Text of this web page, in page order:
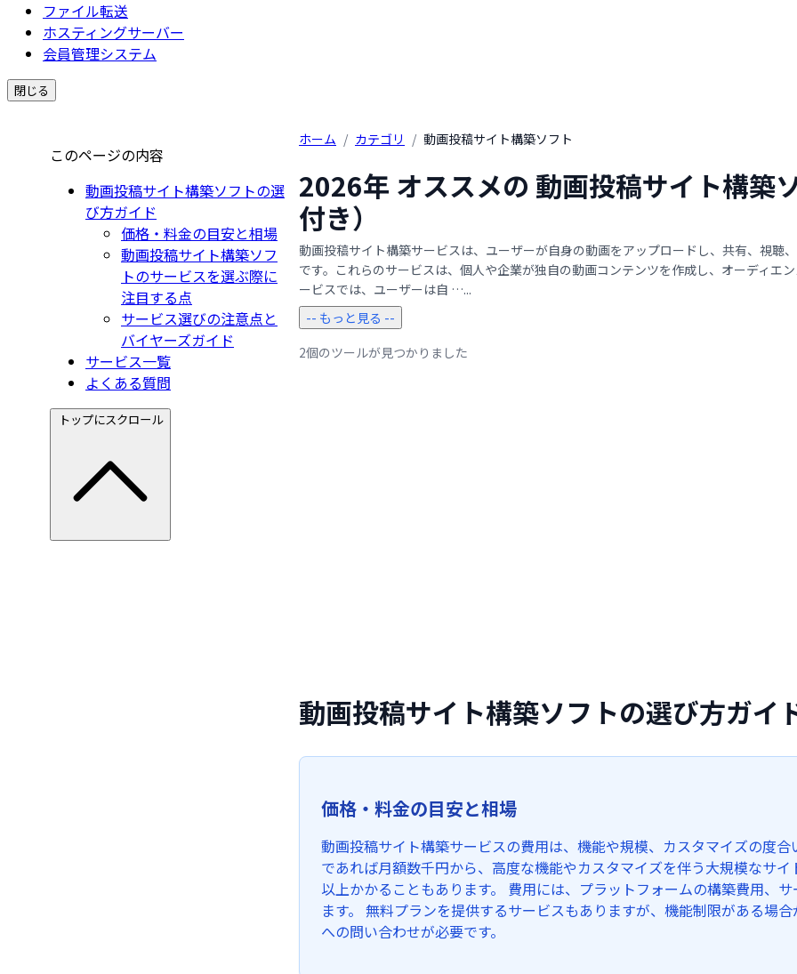
ファイル転送
ホスティングサーバー
会員管理システム
閉じる
このページの内容
動画投稿サイト構築ソフトの選
び方ガイド
価格・料金の目安と相場
動画投稿サイト構築ソフ
トのサービスを選ぶ際に
注目する点
サービス選びの注意点と
バイヤーズガイド
サービス一覧
よくある質問
トップにスクロール
ホーム / カテゴリ / 動画投稿サイト構築ソフト
2026年 オススメの 動画投稿サイト構築
付き）
動画投稿サイト構築サービスは、ユーザーが自身の動画をアップロードし、共有、視聴
です。これらのサービスは、個人や企業が独自の動画コンテンツを作成し、オーディエ
ービスでは、ユーザーは自 …...
-- もっと見る --
2個のツールが見つかりました
動画投稿サイト構築ソフトの選び方ガイ
価格・料金の目安と相場
動画投稿サイト構築サービスの費用は、機能や規模、カスタマイズの度
であれば月額数千円から、高度な機能やカスタマイズを伴う大規模なサ
以上かかることもあります。 費用には、プラットフォームの構築費用、
ます。 無料プランを提供するサービスもありますが、機能制限がある場
への問い合わせが必要です。